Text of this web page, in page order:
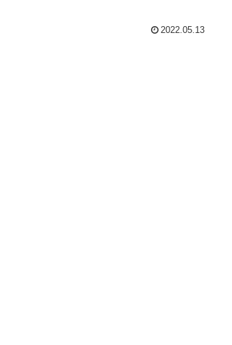
2022.05.13